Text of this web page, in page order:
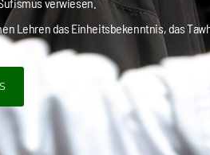
Lehren das Einheitsbekenntnis, das